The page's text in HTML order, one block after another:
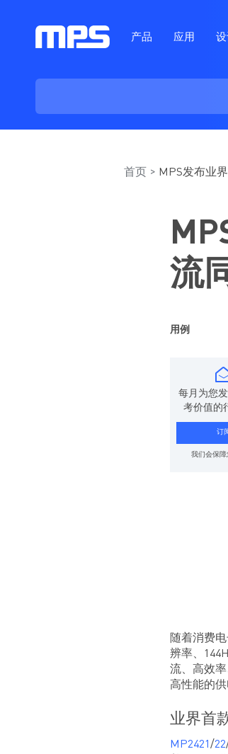
产品 应用
首页 MPS发布业
流
用例
每月为您
考价值的
订
我们会保
随着消费
辨率、
流、高效
高性能的供
业界首
MP2421 /22